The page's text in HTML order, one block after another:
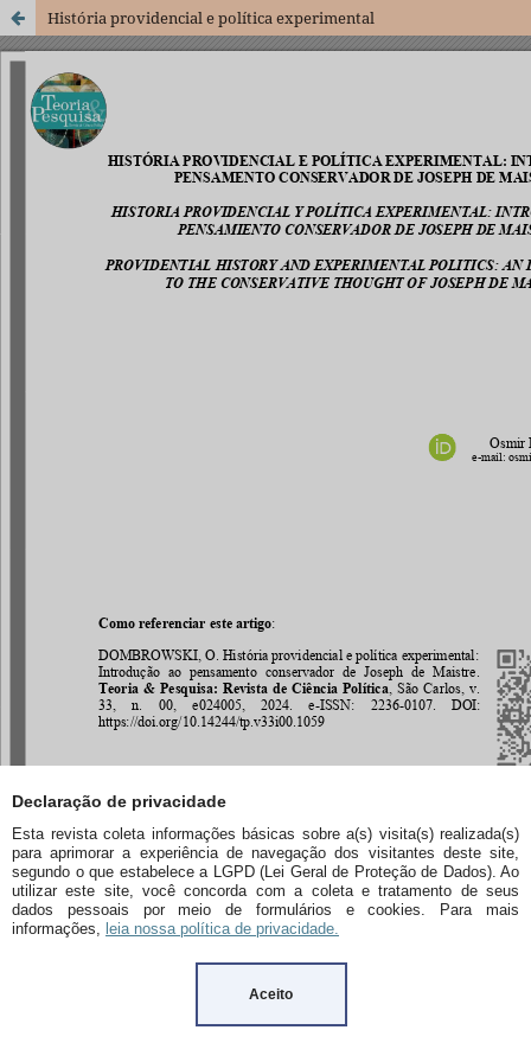
Declaração de privacidade
Esta revista coleta informações básicas sobre a(s) visita(s) realizada(s)
para aprimorar a experiência de navegação dos visitantes deste site,
segundo o que estabelece a LGPD (Lei Geral de Proteção de Dados). Ao
utilizar este site, você concorda com a coleta e tratamento de seus
dados pessoais por meio de formulários e cookies. Para mais
informações, leia nossa política de privacidade.
Aceito
História providencial e política experimental